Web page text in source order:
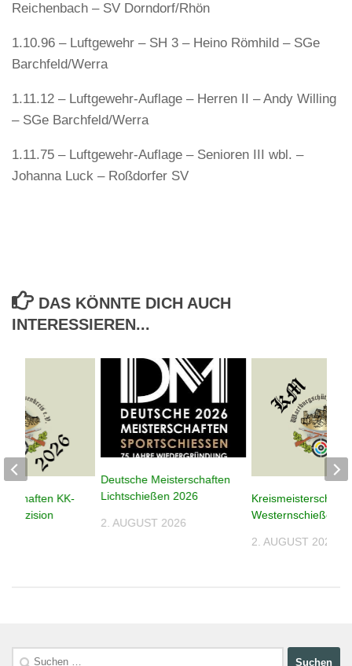
Reichenbach – SV Dorndorf/Rhön
1.10.96 – Luftgewehr – SH 3 – Heino Römhild – SGe
Barchfeld/Werra
1.11.12 – Luftgewehr-Auflage – Herren II – Andy Willing
– SGe Barchfeld/Werra
1.11.75 – Luftgewehr-Auflage – Senioren III wbl. –
Johanna Luck – Roßdorfer SV
DAS KÖNNTE DICH AUCH
INTERESSIEREN...
Deutsche Meisterschaften
Lichtschießen 2026
2. AUGUST 2026
Westernschießen
2. AUGUST 2026
KK-
Präzision
Suchen